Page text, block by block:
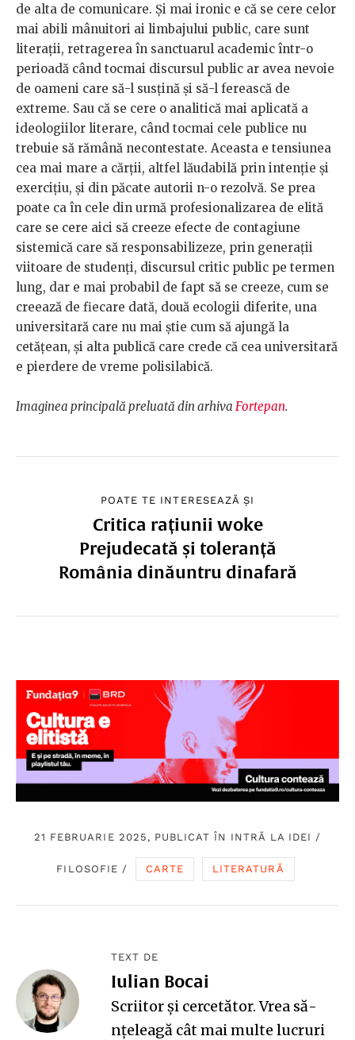
de alta de comunicare. Și mai ironic e că se cere celor
mai abili mânuitori ai limbajului public, care sunt
literații, retragerea în sanctuarul academic într-o
perioadă când tocmai discursul public ar avea nevoie
de oameni care să-l susțină și să-l ferească de
extreme. Sau că se cere o analitică mai aplicată a
ideologiilor literare, când tocmai cele publice nu
trebuie să rămână necontestate. Aceasta e tensiunea
cea mai mare a cărții, altfel lăudabilă prin intenție și
exercițiu, și din păcate autorii n-o rezolvă. Se prea
poate ca în cele din urmă profesionalizarea de elită
care se cere aici să creeze efecte de contagiune
sistemică care să responsabilizeze, prin generații
viitoare de studenți, discursul critic public pe termen
lung, dar e mai probabil de fapt să se creeze, cum se
creează de fiecare dată, două ecologii diferite, una
universitară care nu mai știe cum să ajungă la
cetățean, și alta publică care crede că cea universitară
e pierdere de vreme polisilabică.
Imaginea principală preluată din arhiva Fortepan.
POATE TE INTERESEAZĂ ȘI
Critica rațiunii woke
Prejudecată și toleranță
România dinăuntru dinafară
21 FEBRUARIE 2025, PUBLICAT ÎN INTRĂ LA IDEI /
FILOSOFIE / CARTE LITERATURĂ
TEXT DE
Iulian Bocai
Scriitor și cercetător. Vrea să-
nțeleagă cât mai multe lucruri